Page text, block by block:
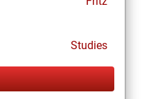
Studies